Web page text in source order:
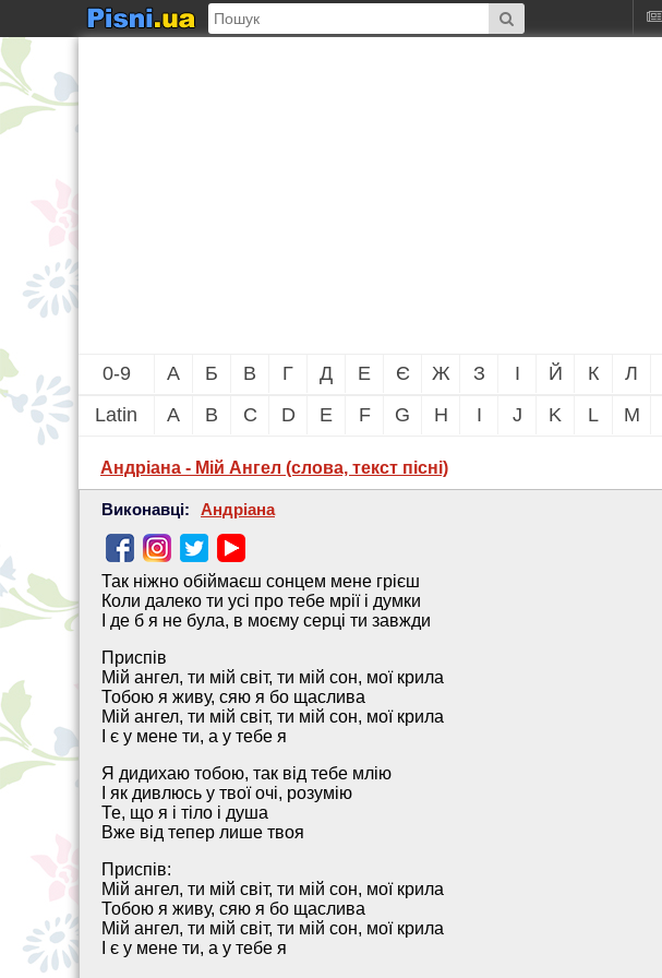
0-9 А Б В Г Д Е Є Ж З І Й К Л
Latin
A B C D E F G H I J K L M
Андріана - Мій Ангел (слова, текст пісні)
Виконавці: Андріана
Так ніжно обіймаєш сонцем мене грієш
Коли далеко ти усі про тебе мрії і думки
І де б я не була, в моєму серці ти завжди
Приспів
Мій ангел, ти мій світ, ти мій сон, мої крила
Тобою я живу, сяю я бо щаслива
Мій ангел, ти мій світ, ти мій сон, мої крила
І є у мене ти, а у тебе я
Я дидихаю тобою, так від тебе млію
І як дивлюсь у твої очі, розумію
Те, що я і тіло і душа
Вже від тепер лише твоя
Приспів:
Мій ангел, ти мій світ, ти мій сон, мої крила
Тобою я живу, сяю я бо щаслива
Мій ангел, ти мій світ, ти мій сон, мої крила
І є у мене ти, а у тебе я